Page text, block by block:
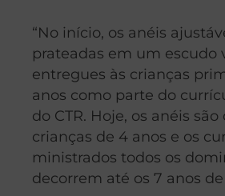
“No início, os anéis
prateadas em um escudo
entregues às crianças
anos como parte do
do CTR. Hoje, os anéis são
crianças de 4 anos e os
ministrados todos os
decorrem até os 7 anos de